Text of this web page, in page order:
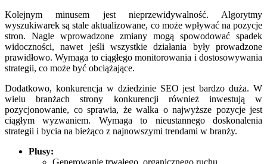
Kolejnym minusem jest nieprzewidywalność. Algorytmy
wyszukiwarek są stale aktualizowane, co może wpływać na pozycje
stron. Nagle wprowadzone zmiany mogą spowodować spadek
widoczności, nawet jeśli wszystkie działania były prowadzone
prawidłowo. Wymaga to ciągłego monitorowania i dostosowywania
strategii, co może być obciążające.
Dodatkowo, konkurencja w dziedzinie SEO jest bardzo duża. W
wielu branżach strony konkurencji również inwestują w
pozycjonowanie, co sprawia, że walka o najwyższe pozycje jest
ciągłym wyzwaniem. Wymaga to nieustannego doskonalenia
strategii i bycia na bieżąco z najnowszymi trendami w branży.
Plusy:
Generowanie trwałego, organicznego ruchu.